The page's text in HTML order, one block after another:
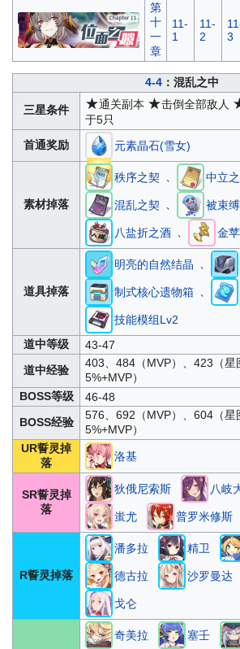
第
十
一
章
11-
1
11-
2
3
4-4：混乱之中
三星条件 ★通关副本 ★击倒全部敌人
于5只
首通奖励
元素晶石(雪女)
素材掉落
秩序之契 中立
混乱之契 被束
八盐折之酒 金
道具掉落
明亮的自然结晶
制式核心遗物箱
技能模组Lv2
道中等级
43-47
道中经验
403、484（MVP）、423（星
5%+MVP）
BOSS等级
46-48
BOSS经验
576、692（MVP）、604（星
5%+MVP）
UR誓灵掉
落
洛基
SR誓灵掉
落
狄俄尼索斯 八岐
蚩尤 普罗米修斯
R誓灵掉落
潘多拉 精卫
德古拉 沙罗曼达
戈仑
奇美拉 塞壬